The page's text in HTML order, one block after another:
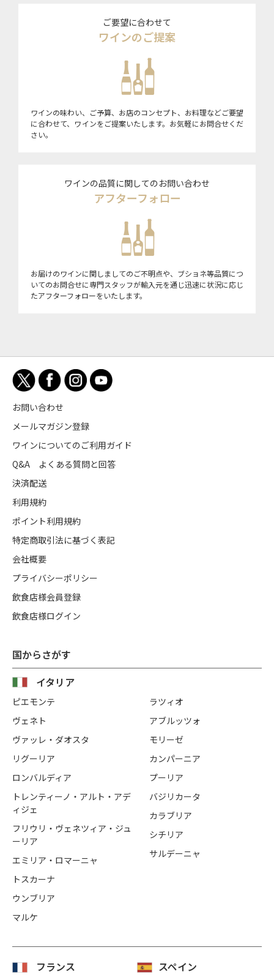
ご要望に合わせて
ワインのご提案
ワインの味わい、ご予算、お店のコンセプト、お料理などご要望
に合わせて、ワインをご提案いたします。お気軽にお問合せくだ
さい。
ワインの品質に関してのお問い合わせ
アフターフォロー
お届けのワインに関しましてのご不明点や、ブショネ等品質につ
いてのお問合せに専門スタッフが輸入元を通じ迅速に状況に応じ
たアフターフォローをいたします。
国からさがす
イタリア
ピエモンテ
ヴェネト
ヴァッレ・ダオスタ
リグーリア
ロンバルディア
トレンティーノ・アルト・アデ
ィジェ
フリウリ・ヴェネツィア・ジュ
ーリア
エミリア・ロマーニャ
トスカーナ
ウンブリア
マルケ
ラツィオ
アブルッツォ
モリーゼ
カンパーニア
プーリア
バジリカータ
カラブリア
シチリア
サルデーニャ
フランス
スペイン
お問い合わせ
メールマガジン登録
ワインについてのご利用ガイド
Q&A よくある質問と回答
決済配送
利用規約
ポイント利用規約
特定商取引法に基づく表記
会社概要
プライバシーポリシー
飲食店様会員登録
飲食店様ログイン